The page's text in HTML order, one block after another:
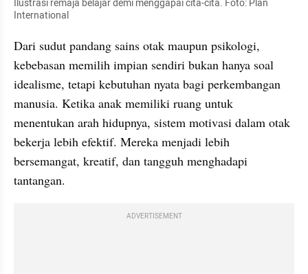
Ilustrasi remaja belajar demi menggapai cita-cita. Foto: Plan
International
Dari sudut pandang sains otak maupun psikologi,
kebebasan memilih impian sendiri bukan hanya soal
idealisme, tetapi kebutuhan nyata bagi perkembangan
manusia. Ketika anak memiliki ruang untuk
menentukan arah hidupnya, sistem motivasi dalam otak
bekerja lebih efektif. Mereka menjadi lebih
bersemangat, kreatif, dan tangguh menghadapi
tantangan.
ADVERTISEMENT